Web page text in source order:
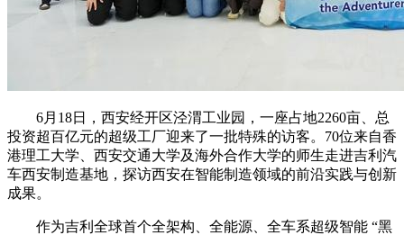
6月18日，西安经开区泾渭工业园，一座占地2260亩、总
投资超百亿元的超级工厂迎来了一批特殊的访客。70位来自香
港理工大学、西安交通大学及海外合作大学的师生走进吉利汽
车西安制造基地，探访西安在智能制造领域的前沿实践与创新
成果。
作为吉利全球首个全架构、全能源、全车系超级智能 “黑